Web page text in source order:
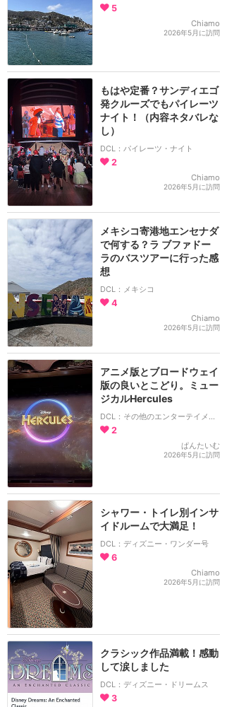
5
Chiamo
2026年5月に訪問
もはや定番？サンディエゴ
発クルーズでもパイレーツ
ナイト！（内容ネタバレな
し）
DCL：パイレーツ・ナイト
2
Chiamo
2026年5月に訪問
メキシコ寄港地エンセナダ
で何する？ラ ブファドー
ラのバスツアーに行った感
想
DCL：メキシコ
4
Chiamo
2026年5月に訪問
アニメ版とブロードウェイ
版の良いとこどり。ミュー
ジカルHercules
DCL：その他のエンターテイメント
2
ぱんたいむ
2026年5月に訪問
シャワー・トイレ別インサ
イドルームで大満足！
DCL：ディズニー・ワンダー号
6
Chiamo
2026年5月に訪問
クラシック作品満載！感動
して涙しました
DCL：ディズニー・ドリームス
3